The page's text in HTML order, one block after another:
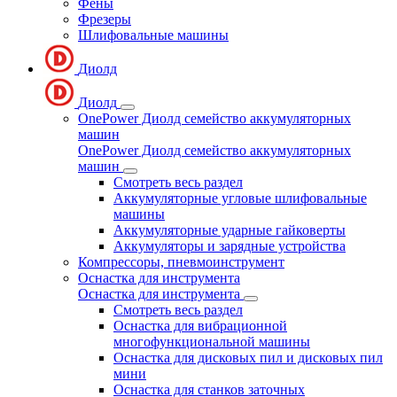
Фены
Фрезеры
Шлифовальные машины
Диолд
Диолд
OnePower Диолд семейство аккумуляторных
машин
OnePower Диолд семейство аккумуляторных
машин
Смотреть весь раздел
Аккумуляторные угловые шлифовальные
машины
Аккумуляторные ударные гайковерты
Аккумуляторы и зарядные устройства
Компрессоры, пневмоинструмент
Оснастка для инструмента
Оснастка для инструмента
Смотреть весь раздел
Оснастка для вибрационной
многофункциональной машины
Оснастка для дисковых пил и дисковых пил
мини
Оснастка для станков заточных